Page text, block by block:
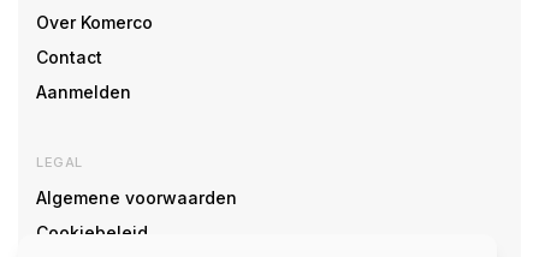
Over Komerco
Contact
Aanmelden
LEGAL
Algemene voorwaarden
Cookiebeleid